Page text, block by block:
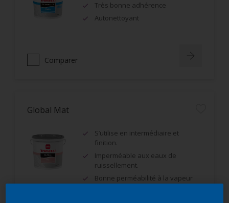
Très bonne adhérence
Autonettoyant
Comparer
Global Mat
S’utilise en intermédiaire et
finition.
Imperméable aux eaux de
ruissellement.
Bonne perméabilité à la vapeur